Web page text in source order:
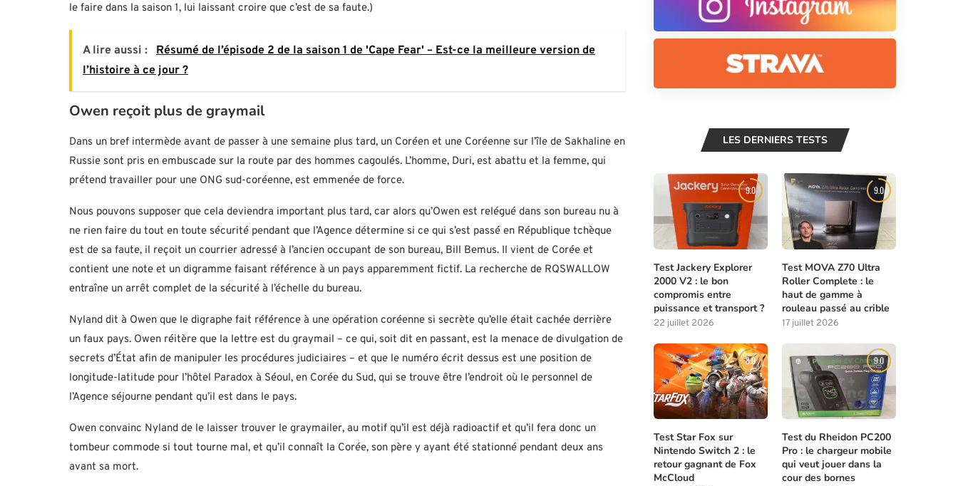
le faire dans la saison 1, lui laissant croire que c’est de sa faute.)
A lire aussi :
Résumé de l’épisode 2 de la saison 1 de 'Cape Fear' – Est-ce la meilleure version de
l’histoire à ce jour ?
Owen reçoit plus de graymail
Dans un bref intermède avant de passer à une semaine plus tard, un Coréen et une Coréenne sur l’île de Sakhaline en
Russie sont pris en embuscade sur la route par des hommes cagoulés. L’homme, Duri, est abattu et la femme, qui
prétend travailler pour une ONG sud-coréenne, est emmenée de force.
Nous pouvons supposer que cela deviendra important plus tard, car alors qu’Owen est relégué dans son bureau nu à
ne rien faire du tout en toute sécurité pendant que l’Agence détermine si ce qui s’est passé en République tchèque
est de sa faute, il reçoit un courrier adressé à l’ancien occupant de son bureau, Bill Bemus. Il vient de Corée et
contient une note et un digramme faisant référence à un pays apparemment fictif. La recherche de RQSWALLOW
entraîne un arrêt complet de la sécurité à l’échelle du bureau.
Nyland dit à Owen que le digraphe fait référence à une opération coréenne si secrète qu’elle était cachée derrière
un faux pays. Owen réitère que la lettre est du graymail – ce qui, soit dit en passant, est la menace de divulgation de
secrets d’État afin de manipuler les procédures judiciaires – et que le numéro écrit dessus est une position de
longitude-latitude pour l’hôtel Paradox à Séoul, en Corée du Sud, qui se trouve être l’endroit où le personnel de
l’Agence séjourne pendant qu’il est dans le pays.
Owen convainc Nyland de le laisser trouver le graymailer, au motif qu’il est déjà radioactif et qu’il fera donc un
tombeur commode si tout tourne mal, et qu’il connaît la Corée, son père y ayant été stationné pendant deux ans
avant sa mort.
LES DERNIERS TESTS
9.0
Test Jackery Explorer
2000 V2 : le bon
compromis entre
puissance et transport ?
22 juillet 2026
9.0
Test MOVA Z70 Ultra
Roller Complete : le
haut de gamme à
rouleau passé au crible
17 juillet 2026
8.0
Test Star Fox sur
Nintendo Switch 2 : le
retour gagnant de Fox
McCloud
9.0
Test du Rheidon PC200
Pro : le chargeur mobile
qui veut jouer dans la
cour des bornes